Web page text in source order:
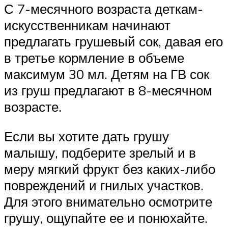
С 7-месячного возраста деткам-
искусственникам начинают
предлагать грушевый сок, давая его
в третье кормление в объеме
максимум 30 мл. Детям на ГВ сок
из груш предлагают в 8-месячном
возрасте.
Если вы хотите дать грушу
малышу, подберите зрелый и в
меру мягкий фрукт без каких-либо
повреждений и гнилых участков.
Для этого внимательно осмотрите
грушу, ощупайте ее и понюхайте.